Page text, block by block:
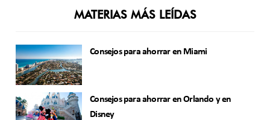
MATERIAS MÁS LEÍDAS
Consejos para ahorrar en Miami
Consejos para ahorrar en Orlando y en
Disney